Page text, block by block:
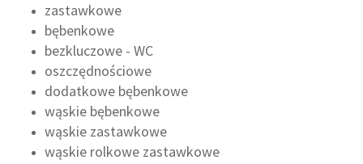
zastawkowe
bębenkowe
bezkluczowe - WC
oszczędnościowe
dodatkowe bębenkowe
wąskie bębenkowe
wąskie zastawkowe
wąskie rolkowe zastawkowe